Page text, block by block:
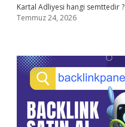
Kartal Adliyesi hangi semttedir ?
Temmuz 24, 2026